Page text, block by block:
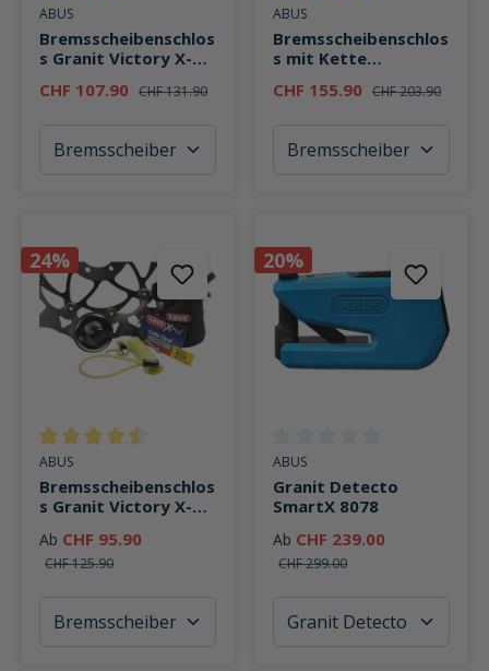
Durchschnittliche Bewertung von 4 von 5 Sternen
ABUS
Bremsscheibenschlos
s Granit Victory X-
CHF 107.90 CHF 131.90
Durchschnittliche Bewertung
ABUS
Bremsscheibenschlos
s mit Kette
Loop
CHF 155.90 CHF 203.90
24%
Durchschnittliche Bewertung von 4.5 von 5 Sternen
ABUS
Bremsscheibenschlos
s Granit Victory X-
Ab CHF 95.90
CHF 125.90
20%
Durchschnittliche Bewertung
ABUS
Granit Detecto
SmartX 8078
Ab CHF 239.00
CHF 299.00